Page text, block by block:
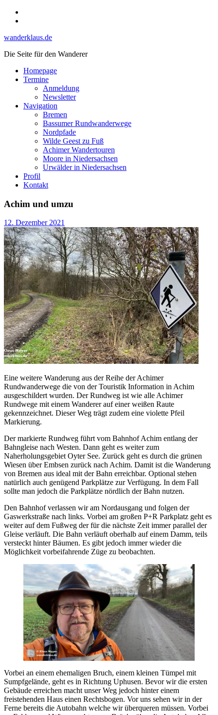
Skip
wanderklaus.de
Die Seite für den Wanderer
Homepage
Termine
Anmeldung
Newsletter
Navigation
Bremen
Bassumer Rundwanderwege
Nordpfade
Wilde Geest zu Fuß
Achimer Wandertouren
Moore in Niedersachsen
Urwälder in Niedersachsen
Profil
Kontakt
Achim und umzu
12. Dezember 2021
Eine weitere Wanderung aus der Reihe der Achimer
Rundwanderwege die von der Touristik Information in Achim
ausgeschildert wurden. Der Rundweg ist wie alle Achimer
Rundwege mit einem Wanderer auf einer weißen Raute
gekennzeichnet. Dieser Weg trägt zudem eine violette Pfeil
Markierung.
Der markierte Rundweg führt vom Bahnhof Achim entlang der
Bahngleise nach Westen. Dann geht es weiter zum
Naherholungsgebiet Oyter See. Zurück geht es durch die grünen
Wiesen über Embsen zurück nach Achim. Damit ist die Wanderung
von Bremen aus ideal mit der Bahn erreichbar. Optional stehen
natürlich auch genügend Parkplätze zur Verfügung. In dem Fall
sollte man jedoch die Parkplätze nördlich der Bahn nutzen.
Den Bahnhof verlassen wir am Nordausgang und folgen der
Gaswerkstraße nach links. Vorbei am großen P+R Parkplatz geht es
weiter auf dem Fußweg der für die nächste Zeit immer parallel der
Gleise verläuft. Die Bahn verläuft oberhalb auf einem Damm, teils
versteckt hinter Bäumen. Es gibt jedoch immer wieder die
Möglichkeit vorbeifahrende Züge zu beobachten.
Vorbei an einem ehemaligen Bruch, einem kleinen Tümpel mit
Sumpfgelände, geht es in Richtung Uphusen. Bevor wir die ersten
Gebäude erreichen macht unser Weg jedoch hinter einem
freistehenden Haus einen Rechtsbogen. Vor uns sehen wir in der
Ferne bereits die Autobahn welche wir überqueren müssen. Vorbei